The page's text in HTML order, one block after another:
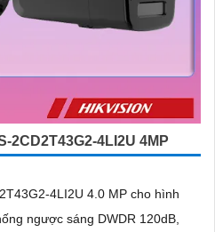
2CD2T43G2-4LI2U 4MP
4LI2U 4.0 MP cho hình